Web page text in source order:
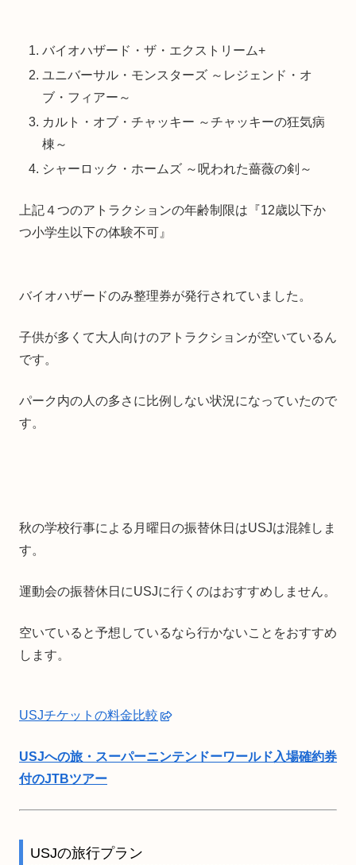
バイオハザード・ザ・エクストリーム+
ユニバーサル・モンスターズ ～レジェンド・オ
ブ・フィアー～
カルト・オブ・チャッキー ～チャッキーの狂気病
棟～
シャーロック・ホームズ ～呪われた薔薇の剣～
上記４つのアトラクションの年齢制限は『12歳以下か
つ小学生以下の体験不可』
バイオハザードのみ整理券が発行されていました。
子供が多くて大人向けのアトラクションが空いているん
です。
パーク内の人の多さに比例しない状況になっていたので
す。
秋の学校行事による月曜日の振替休日はUSJは混雑しま
す。
運動会の振替休日にUSJに行くのはおすすめしません。
空いていると予想しているなら行かないことをおすすめ
します。
USJチケットの料金比較
USJへの旅・スーパーニンテンドーワールド入場確約券
付のJTBツアー
USJの旅行プラン